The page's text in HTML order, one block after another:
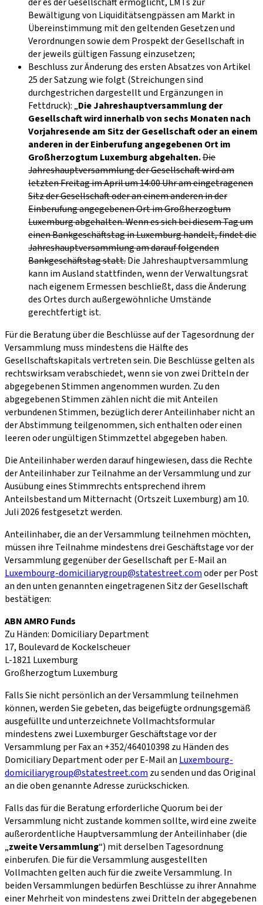
Bewältigung von Liquiditätsengpässen am Markt in
Übereinstimmung mit den geltenden Gesetzen und
Verordnungen sowie dem Prospekt der Gesellschaft in
der jeweils gültigen Fassung einzusetzen;
Beschluss zur Änderung des ersten Absatzes von Artikel
25 der Satzung wie folgt (Streichungen sind
durchgestrichen dargestellt und Ergänzungen in
Fettdruck): „Die Jahreshauptversammlung der
Gesellschaft wird innerhalb von sechs Monaten nach
Vorjahresende am Sitz der Gesellschaft oder an einem
anderen in der Einberufung angegebenen Ort im
Großherzogtum Luxemburg abgehalten.Die
Jahreshauptversammlung der Gesellschaft wird am
letzten Freitag im April um 14:00 Uhr am eingetragenen
Sitz der Gesellschaft oder an einem anderen in der
Einberufung angegebenen Ort im Großherzogtum
Luxemburg abgehalten. Wenn es sich bei diesem Tag um
einen Bankgeschäftstag in Luxemburg handelt, findet die
Jahreshauptversammlung am darauf folgenden
Bankgeschäftstag statt.Die Jahreshauptversammlung
kann im Ausland stattfinden, wenn der Verwaltungsrat
nach eigenem Ermessen beschließt, dass die Änderung
des Ortes durch außergewöhnliche Umstände
gerechtfertigt ist.
Für die Beratung über die Beschlüsse auf der Tagesordnung der
Versammlung muss mindestens die Hälfte des
Gesellschaftskapitals vertreten sein. Die Beschlüsse gelten als
rechtswirksam verabschiedet, wenn sie von zwei Dritteln der
abgegebenen Stimmen angenommen wurden. Zu den
abgegebenen Stimmen zählen nicht die mit Anteilen
verbundenen Stimmen, bezüglich derer Anteilinhaber nicht an
der Abstimmung teilgenommen, sich enthalten oder einen
leeren oder ungültigen Stimmzettel abgegeben haben.
Die Anteilinhaber werden darauf hingewiesen, dass die Rechte
der Anteilinhaber zur Teilnahme an der Versammlung und zur
Ausübung eines Stimmrechts entsprechend ihrem
Anteilsbestand um Mitternacht (Ortszeit Luxemburg) am 10.
Juli 2026 festgesetzt werden.
Anteilinhaber, die an der Versammlung teilnehmen möchten,
müssen ihre Teilnahme mindestens drei Geschäftstage vor der
Versammlung gegenüber der Gesellschaft per E-Mail an
Luxembourg-domiciliarygroup@statestreet.comoder per Post
an den unten genannten eingetragenen Sitz der Gesellschaft
bestätigen:
ABN AMRO Funds
Zu Händen: Domiciliary Department
17, Boulevard de Kockelscheuer
L-1821 Luxemburg
Großherzogtum Luxemburg
Falls Sie nicht persönlich an der Versammlung teilnehmen
können, werden Sie gebeten, das beigefügte ordnungsgemäß
ausgefüllte und unterzeichnete Vollmachtsformular
mindestens zwei Luxemburger Geschäftstage vor der
Versammlung per Fax an +352/464010398 zu Händen des
Domiciliary Department oder per E-Mail an Luxembourg-
domiciliarygroup@statestreet.com zu senden und das Original
an die oben genannte Adresse zurückschicken.
Falls das für die Beratung erforderliche Quorum bei der
Versammlung nicht zustande kommen sollte, wird eine zweite
außerordentliche Hauptversammlung der Anteilinhaber (die
„zweite Versammlung“) mit derselben Tagesordnung
einberufen. Die für die Versammlung ausgestellten
Vollmachten gelten auch für die zweite Versammlung. In
beiden Versammlungen bedürfen Beschlüsse zu ihrer Annahme
einer Mehrheit von mindestens zwei Dritteln der abgegebenen